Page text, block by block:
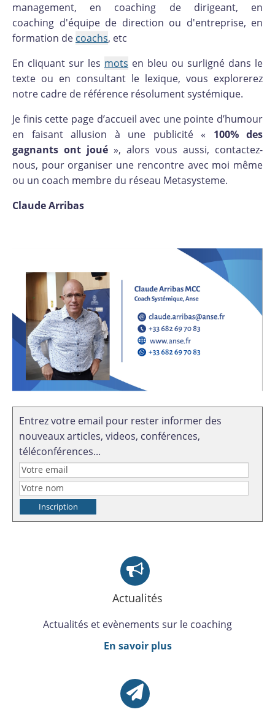
management, en coaching de dirigeant, en
coaching d'équipe de direction ou d'entreprise, en
formation de coachs, etc
En cliquant sur les mots en bleu ou surligné dans le
texte ou en consultant le lexique, vous explorerez
notre cadre de référence résolument systémique.
Je finis cette page d’accueil avec une pointe d’humour
en faisant allusion à une publicité « 100% des
gagnants ont joué », alors vous aussi, contactez-
nous, pour organiser une rencontre avec moi même
ou un coach membre du réseau Metasysteme.
Claude Arribas
Entrez votre email pour rester informer des
nouveaux articles, videos, conférences,
téléconférences...
Actualités
Actualités et evènements sur le coaching
En savoir plus